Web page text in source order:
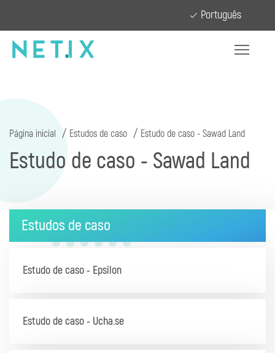
Português
Página inicial Estudos de caso Estudo de caso - Sawad Land
Estudo de caso - Sawad Land
Estudos de caso
Estudo de caso - Epsilon
Estudo de caso - Ucha.se